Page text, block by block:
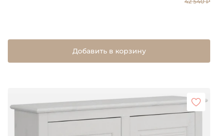
Добавить в корзину